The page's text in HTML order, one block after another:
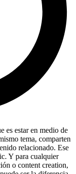
es estar en medio de
tema, comparten
relacionado. Ese
Y para cualquier
o content creation,